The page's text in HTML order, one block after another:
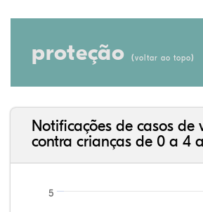
proteção (voltar ao topo)
Notificações de casos de
contra crianças de 0 a 4
5